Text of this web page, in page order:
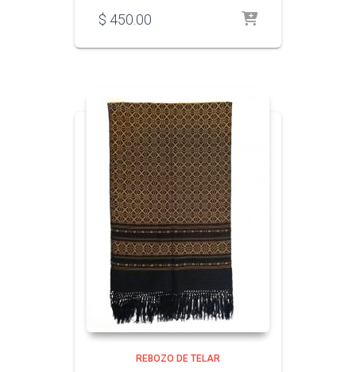
$ 450.00
REBOZO DE TELAR